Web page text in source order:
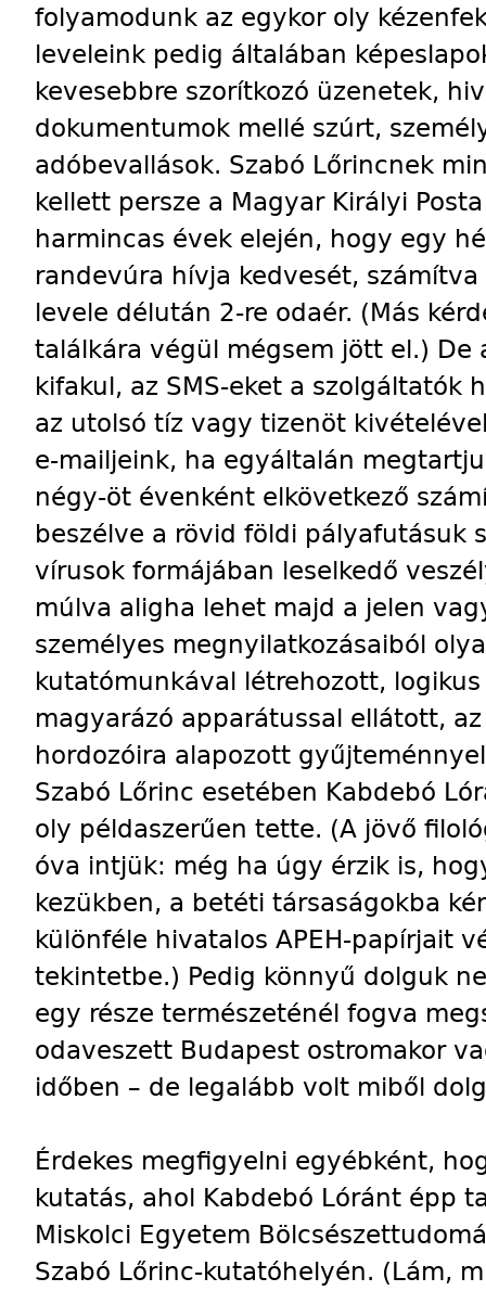
folyamodunk az egykor oly
leveleink pedig általában
kevesebbre szorítkozó üzenetek,
dokumentumok mellé szúrt,
adóbevallások. Szabó Lőrincnek
kellett persze a Magyar Királyi
harmincas évek elején, hogy egy
randevúra hívja kedvesét,
levele délután 2-re odaér. (Más
találkára végül mégsem jött el.)
kifakul, az SMS-eket a szolgáltatók
az utolsó tíz vagy tizenöt
e-mailjeink, ha egyáltalán
négy-öt évenként elkövetkező
beszélve a rövid földi pályafutásuk
vírusok formájában leselkedő
múlva aligha lehet majd a jelen
személyes megnyilatkozásaiból
kutatómunkával létrehozott,
magyarázó apparátussal ellátott,
hordozóira alapozott
Szabó Lőrinc esetében Kabdebó
oly példaszerűen tette. (A jövő
óva intjük: még ha úgy érzik is,
kezükben, a betéti társaságokba
különféle hivatalos APEH-papírjait
tekintetbe.) Pedig könnyű dolguk
egy része természeténél fogva
odaveszett Budapest ostromakor
időben – de legalább volt miből
Érdekes megfigyelni egyébként,
kutatás, ahol Kabdebó Lóránt épp
Miskolci Egyetem
Szabó Lőrinc-kutatóhelyén. (Lám,